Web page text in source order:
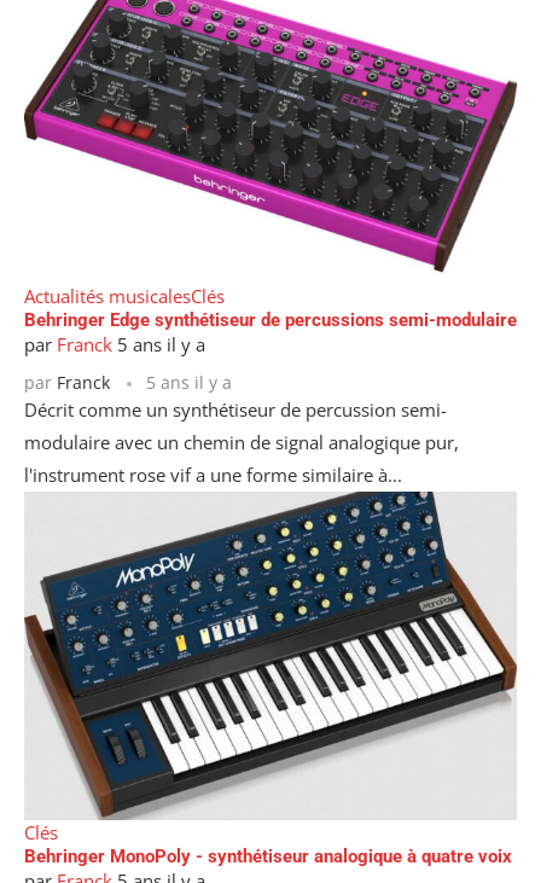
Actualités musicalesClés
Behringer Edge synthétiseur de percussions semi-modulaire
par Franck 5 ans il y a
par Franck 5 ans il y a
Décrit comme un synthétiseur de percussion semi-
modulaire avec un chemin de signal analogique pur,
l'instrument rose vif a une forme similaire à...
Clés
Behringer MonoPoly - synthétiseur analogique à quatre voix